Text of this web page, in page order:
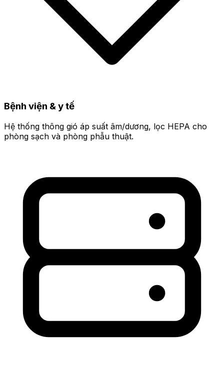
Bệnh viện & y tế
Hệ thống thông gió áp suất âm/dương, lọc HEPA cho
phòng sạch và phòng phẫu thuật.